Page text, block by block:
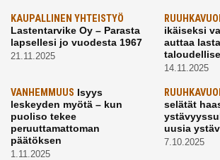
KAUPALLINEN YHTEISTYÖ
Lastentarvike Oy – Parasta
lapsellesi jo vuodesta 1967
21.11.2025
ikäiseksi
auttaa
14.11.2025
VANHEMMUUS Isyys
leskeyden myötä – kun
puoliso tekee
peruuttamattoman
päätöksen
1.11.2025
selätät
uusia
7.10.2025